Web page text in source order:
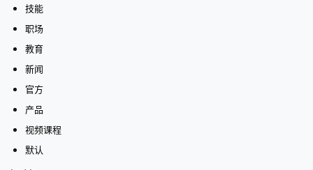
技能
职场
教育
新闻
官方
产品
视频课程
默认